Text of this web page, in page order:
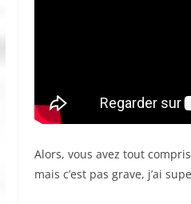
Alors, vous avez tout
mais c’est pas grave, j’ai